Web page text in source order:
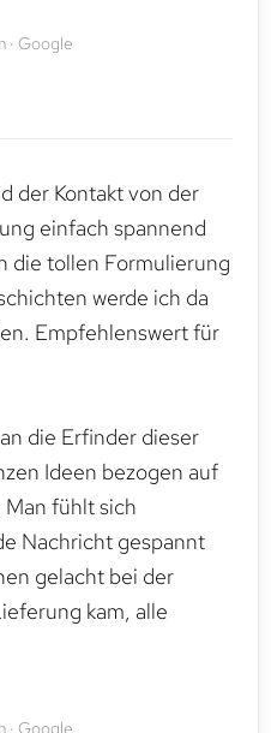
· Google
der Kontakt von der
einfach spannend
die tollen Formulierung
werde ich da
Empfehlenswert für
die Erfinder dieser
Ideen bezogen auf
fühlt sich
Nachricht gespannt
gelacht bei der
kam, alle
· Google